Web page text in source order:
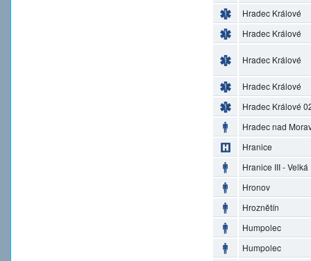
Hradec Králové
Hradec Králové
Hradec Králové
Hradec Králové
Hradec Králové
Hradec nad
Hranice
Hranice III - Velká
Hronov
Hroznětín
Humpolec
Humpolec